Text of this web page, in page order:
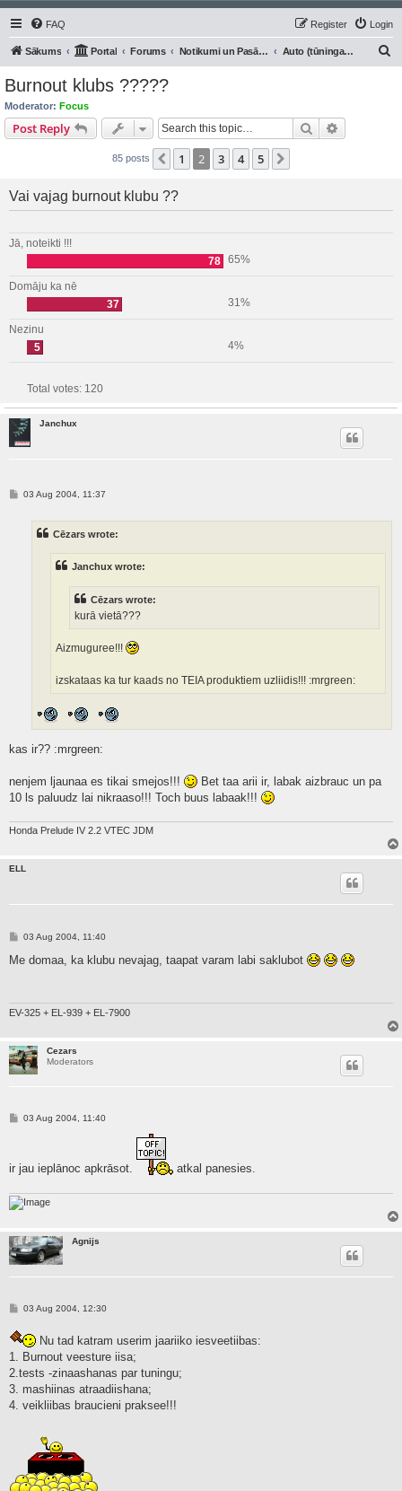
FAQ Login
Register
Sākums Portal Forums Notikumi un Pasākumi Auto (tūninga) klubi, prese
Burnout klubs ?????
Moderator: Focus
Post Reply Search
85 posts Previous
1 2 3 4 5
Vai vajag burnout klubu ??
Jā, noteikti !!!
78 65%
Domāju ka nē
37
31%
Nezinu
5
4%
Total votes: 120
Janchux
P03 Aug 2004, 11:37
Cēzars wrote:
Janchux wrote:
Cēzars wrote:
kurā vietā???
Aizmuguree!!!
izskataas ka tur kaads no TEIA produktiem uzliidis!!! :mrgreen:
kas ir?? :mrgreen:
nenjem ljaunaa es tikai smejos!!!
Bet taa arii ir, labak aizbrauc un pa
10 ls paluudz lai nikraaso!!! Toch buus labaak!!!
Honda Prelude IV 2.2 VTEC JDM
ELL
P
s
03 Aug 2004, 11:40
Me domaa, ka klubu nevajag, taapat varam labi saklubot
EV-325 + EL-939 + EL-7900
Cezars
Moderators
P03 Aug 2004, 11:40
ir jau ieplānoc apkrāsot. atkal panesies.
Agnijs
P
t
03 Aug 2004, 12:30
Nu tad katram userim jaariiko iesveetiibas:
1. Burnout veesture iisa;
2.tests -zinaashanas par tuningu;
3. mashiinas atraadiishana;
4. veikliibas braucieni praksee!!!